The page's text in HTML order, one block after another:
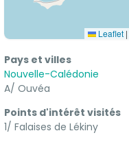
Leaflet |
Pays et villes
Nouvelle-Calédonie
A/ Ouvéa
Points d'intérêt visités
1/ Falaises de Lékiny